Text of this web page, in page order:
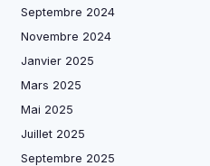
Septembre 2024
Novembre 2024
Janvier 2025
Mars 2025
Mai 2025
Juillet 2025
Septembre 2025